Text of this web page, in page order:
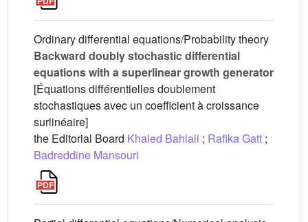
Ordinary differential equations/Probability theory
Backward doubly stochastic differential
equations with a superlinear growth generator
[Équations différentielles doublement
stochastiques avec un coefficient à croissance
surlinéaire]
the Editorial Board Khaled Bahlali ; Rafika Gatt ;
Badreddine Mansouri